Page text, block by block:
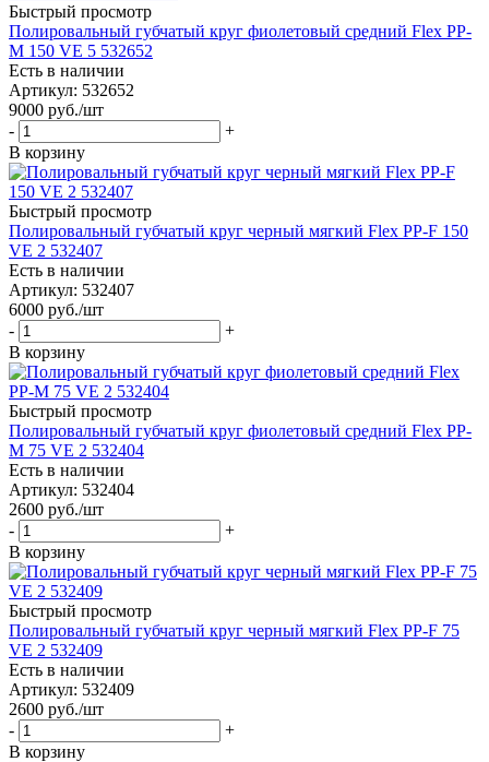
Быстрый просмотр
Полировальный губчатый круг фиолетовый средний Flex PP-
M 150 VE 5 532652
Есть в наличии
Артикул: 532652
9000 руб./шт
-
+
В корзину
Быстрый просмотр
Полировальный губчатый круг черный мягкий Flex PP-F 150
VE 2 532407
Есть в наличии
Артикул: 532407
6000 руб./шт
-
+
В корзину
Быстрый просмотр
Полировальный губчатый круг фиолетовый средний Flex PP-
M 75 VE 2 532404
Есть в наличии
Артикул: 532404
2600 руб./шт
-
+
В корзину
Быстрый просмотр
Полировальный губчатый круг черный мягкий Flex PP-F 75
VE 2 532409
Есть в наличии
Артикул: 532409
2600 руб./шт
-
+
В корзину